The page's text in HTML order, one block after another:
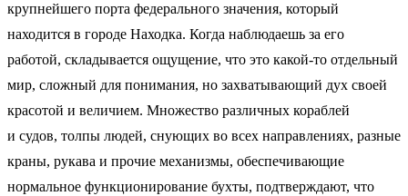
крупнейшего порта федерального значения, который
находится в городе Находка. Когда наблюдаешь за его
работой, складывается ощущение, что это какой-то отдельный
мир, сложный для понимания, но захватывающий дух своей
красотой и величием. Множество различных кораблей
и судов, толпы людей, снующих во всех направлениях, разные
краны, рукава и прочие механизмы, обеспечивающие
нормальное функционирование бухты, подтверждают, что